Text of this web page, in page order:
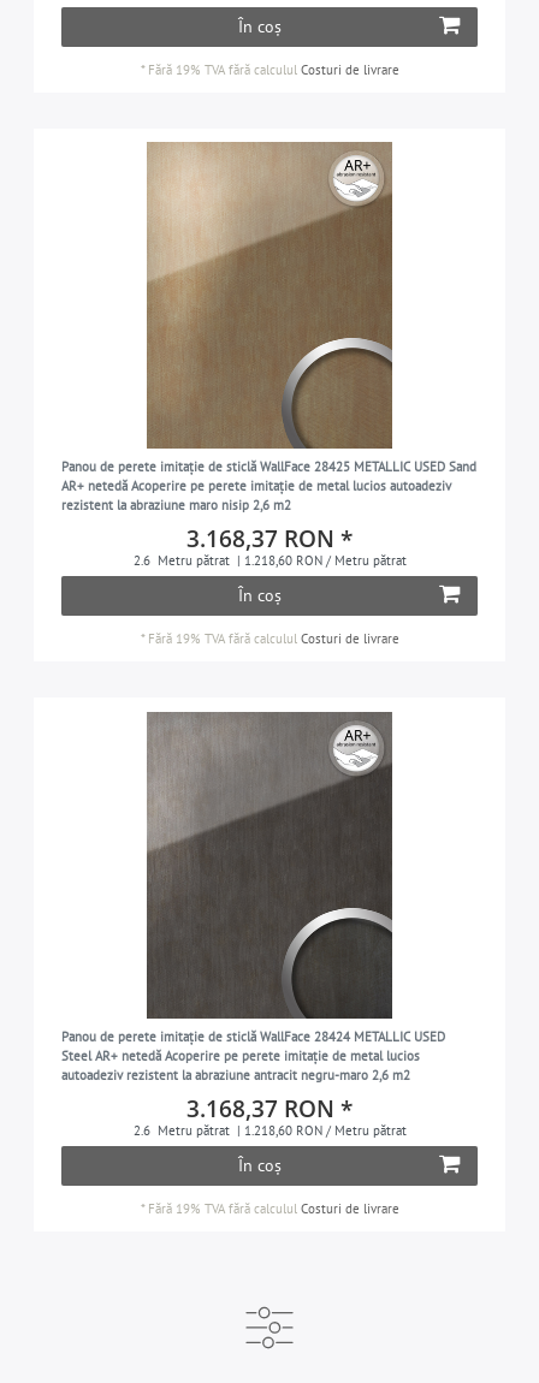
În coș
* Fără 19% TVAfără calculul Costuri de livrare
Panou de perete imitație de sticlă WallFace 28425 METALLIC USED Sand
AR+ netedă Acoperire pe perete imitație de metal lucios autoadeziv
rezistent la abraziune maro nisip 2,6 m2
3.168,37 RON *
2.6 Metru pătrat | 1.218,60 RON / Metru pătrat
În coș
* Fără 19% TVAfără calculul Costuri de livrare
Panou de perete imitație de sticlă WallFace 28424 METALLIC USED
Steel AR+ netedă Acoperire pe perete imitație de metal lucios
autoadeziv rezistent la abraziune antracit negru-maro 2,6 m2
3.168,37 RON *
2.6 Metru pătrat | 1.218,60 RON / Metru pătrat
În coș
* Fără 19% TVAfără calculul Costuri de livrare